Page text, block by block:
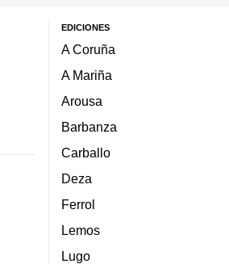
EDICIONES
A Coruña
A Mariña
Arousa
Barbanza
Carballo
Deza
Ferrol
Lemos
Lugo